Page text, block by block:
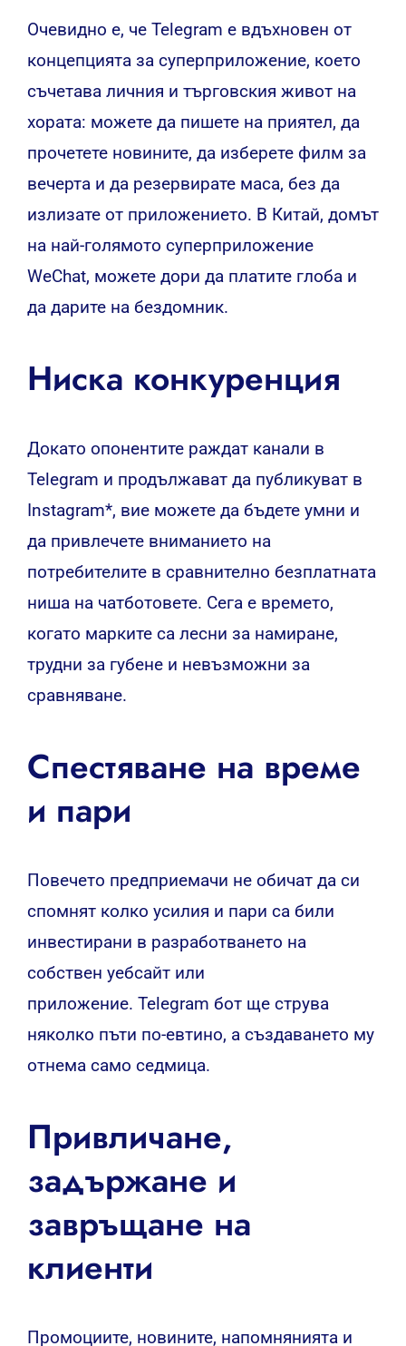
Очевидно е, че Telegram е вдъхновен от
концепцията за суперприложение, което
съчетава личния и търговския живот на
хората: можете да пишете на приятел, да
прочетете новините, да изберете филм за
вечерта и да резервирате маса, без да
излизате от приложението. В Китай, домът
на най-голямото суперприложение
WeChat, можете дори да платите глоба и
да дарите на бездомник.
Ниска конкуренция
Докато опонентите раждат канали в
Telegram и продължават да публикуват в
Instagram*, вие можете да бъдете умни и
да привлечете вниманието на
потребителите в сравнително безплатната
ниша на чатботовете. Сега е времето,
когато марките са лесни за намиране,
трудни за губене и невъзможни за
сравняване.
Спестяване на време
и пари
Повечето предприемачи не обичат да си
спомнят колко усилия и пари са били
инвестирани в разработването на
собствен уебсайт или
приложение. Telegram бот ще струва
няколко пъти по-евтино, а създаването му
отнема само седмица.
Привличане,
задържане и
завръщане на
клиенти
Промоциите, новините, напомнянията и